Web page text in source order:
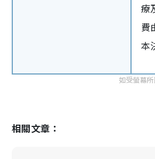
療
費
本
相關文章：